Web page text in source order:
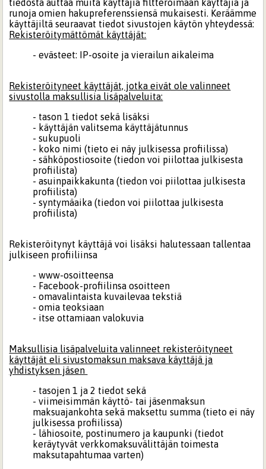
tiedosta auttaa muita käyttäjiä filtteröimään käyttäjiä ja
runoja omien hakupreferenssiensä mukaisesti. Keräämme
käyttäjiltä seuraavat tiedot sivustojen käytön yhteydessä:
Rekisteröitymättömät käyttäjät:
- evästeet: IP-osoite ja vierailun aikaleima
Rekisteröityneet käyttäjät, jotka eivät ole valinneet
sivustolla maksullisia lisäpalveluita:
- tason 1 tiedot sekä lisäksi
- käyttäjän valitsema käyttäjätunnus
- sukupuoli
- koko nimi (tieto ei näy julkisessa profiilissa)
- sähköpostiosoite (tiedon voi piilottaa julkisesta
profiilista)
- asuinpaikkakunta (tiedon voi piilottaa julkisesta
profiilista)
- syntymäaika (tiedon voi piilottaa julkisesta
profiilista)
Rekisteröitynyt käyttäjä voi lisäksi halutessaan tallentaa
julkiseen profiiliinsa
- www-osoitteensa
- Facebook-profiilinsa osoitteen
- omavalintaista kuvailevaa tekstiä
- omia teoksiaan
- itse ottamiaan valokuvia
Maksullisia lisäpalveluita valinneet rekisteröityneet
käyttäjät eli sivustomaksun maksava käyttäjä ja
yhdistyksen jäsen
- tasojen 1 ja 2 tiedot sekä
- viimeisimmän käyttö- tai jäsenmaksun
maksuajankohta sekä maksettu summa (tieto ei näy
julkisessa profiilissa)
- lähiosoite, postinumero ja kaupunki (tiedot
keräytyvät verkkomaksuvälittäjän toimesta
maksutapahtumaa varten)